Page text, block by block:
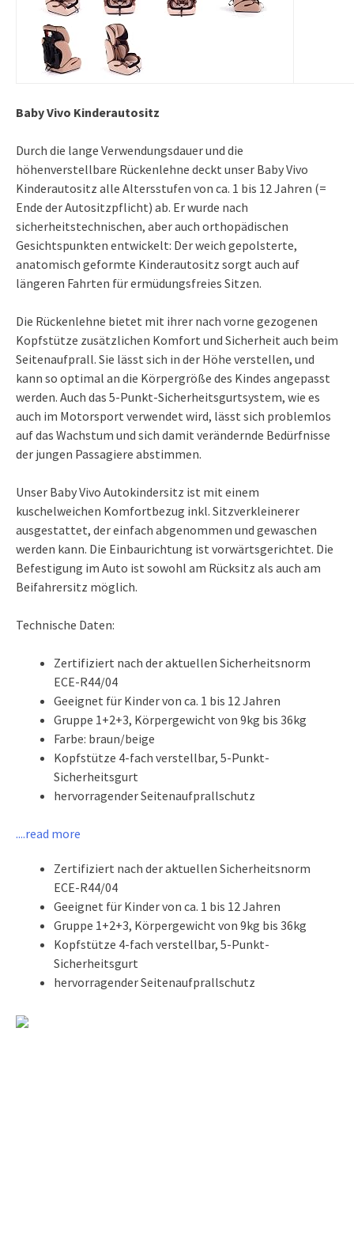
Baby Vivo Kinderautositz
Durch die lange Verwendungsdauer und die
höhenverstellbare Rückenlehne deckt unser Baby Vivo
Kinderautositz alle Altersstufen von ca. 1 bis 12 Jahren (=
Ende der Autositzpflicht) ab. Er wurde nach
sicherheitstechnischen, aber auch orthopädischen
Gesichtspunkten entwickelt: Der weich gepolsterte,
anatomisch geformte Kinderautositz sorgt auch auf
längeren Fahrten für ermüdungsfreies Sitzen.
Die Rückenlehne bietet mit ihrer nach vorne gezogenen
Kopfstütze zusätzlichen Komfort und Sicherheit auch beim
Seitenaufprall. Sie lässt sich in der Höhe verstellen, und
kann so optimal an die Körpergröße des Kindes angepasst
werden. Auch das 5-Punkt-Sicherheitsgurtsystem, wie es
auch im Motorsport verwendet wird, lässt sich problemlos
auf das Wachstum und sich damit verändernde Bedürfnisse
der jungen Passagiere abstimmen.
Unser Baby Vivo Autokindersitz ist mit einem
kuschelweichen Komfortbezug inkl. Sitzverkleinerer
ausgestattet, der einfach abgenommen und gewaschen
werden kann. Die Einbaurichtung ist vorwärtsgerichtet. Die
Befestigung im Auto ist sowohl am Rücksitz als auch am
Beifahrersitz möglich.
Technische Daten:
Zertifiziert nach der aktuellen Sicherheitsnorm
ECE-R44/04
Geeignet für Kinder von ca. 1 bis 12 Jahren
Gruppe 1+2+3, Körpergewicht von 9kg bis 36kg
Farbe: braun/beige
Kopfstütze 4-fach verstellbar, 5-Punkt-
Sicherheitsgurt
hervorragender Seitenaufprallschutz
....read more
Zertifiziert nach der aktuellen Sicherheitsnorm
ECE-R44/04
Geeignet für Kinder von ca. 1 bis 12 Jahren
Gruppe 1+2+3, Körpergewicht von 9kg bis 36kg
Kopfstütze 4-fach verstellbar, 5-Punkt-
Sicherheitsgurt
hervorragender Seitenaufprallschutz